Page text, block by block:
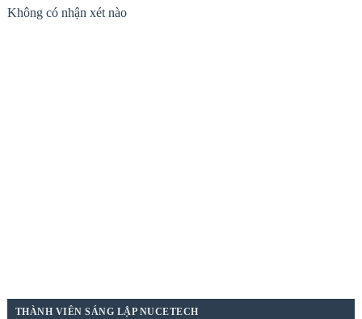
Không có nhận xét nào
THÀNH VIÊN SÁNG LẬP NUCETECH